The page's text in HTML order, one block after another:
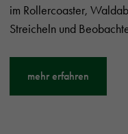
im Rollercoaster,
Streicheln und
mehr erfahren